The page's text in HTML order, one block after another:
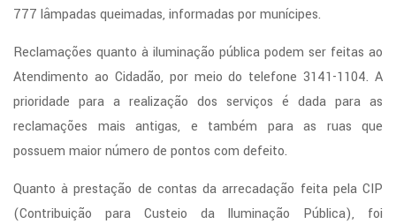
777 lâmpadas queimadas, informadas por munícipes.
Reclamações quanto à iluminação pública podem ser feitas ao
Atendimento ao Cidadão, por meio do telefone 3141-1104. A
prioridade para a realização dos serviços é dada para as
reclamações mais antigas, e também para as ruas que
possuem maior número de pontos com defeito.
Quanto à prestação de contas da arrecadação feita pela CIP
(Contribuição para Custeio da Iluminação Pública), foi